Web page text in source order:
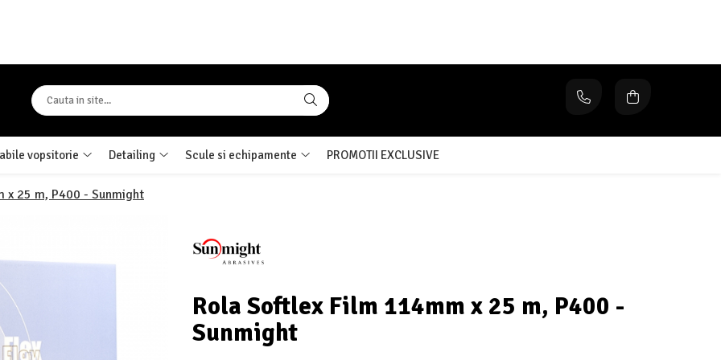
vopsitorie Detailing Scule si echipamente PROMOTII EXCLUSIVE
x 25 m, P400 - Sunmight
Rola Softlex Film 114mm x 25 m, P400 -
Sunmight